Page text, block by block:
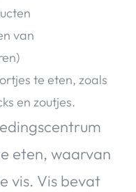
van
te eten, zoals
en zoutjes.
eten, waarvan
vis. Vis bevat